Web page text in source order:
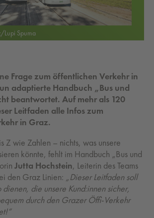
Spuma
Frage zum öffentlichen Verkehr in
adaptierte Handbuch „Bus und
beantwortet. Auf mehr als 120
Leitfaden alle Infos zum
in Graz.
Z wie Zahlen – nichts, was unsere
könnte, fehlt im Handbuch „Bus und
Jutta Hochstein, Leiterin des Teams
den Graz Linien: „Dieser Leitfaden soll
die unsere Kund:innen sicher,
durch den Grazer Öffi-Verkehr